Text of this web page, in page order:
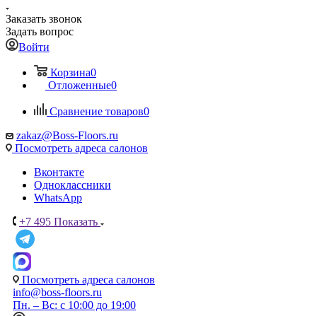
Заказать звонок
Задать вопрос
Войти
Корзина0
Отложенные0
Сравнение товаров0
zakaz@Boss-Floors.ru
Посмотреть адреса салонов
Вконтакте
Одноклассники
WhatsApp
+7 495 Показать
Посмотреть адреса салонов
info@boss-floors.ru
Пн. – Вс: с 10:00 до 19:00